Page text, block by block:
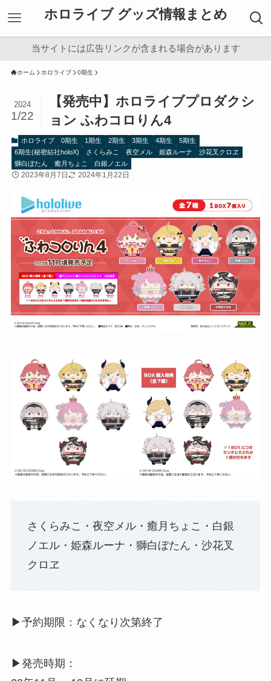
ホロライブ グッズ情報まとめ
当サイトには広告リンクが含まれる場合があります
ホーム ホロライブ 0期生
【発売中】ホロライブプロダクシ
ョン ふわコロりん4
2024
1/22
ホロライブ 0期生 1期生 2期生 3期生 4期生
5期生
6期生(秘密結社holoX)
さくらみこ 夜空メル 姫森ルーナ
沙花叉クロヱ
獅白ぼたん
癒月ちょこ 白銀ノエル
2023年8月7日 2024年1月22日
さくらみこ・夜空メル・癒月ちょこ・白銀
ノエル・姫森ルーナ・獅白ぼたん・沙花叉
クロヱ
▶︎予約期限：なくなり次第終了
▶︎発売時期：